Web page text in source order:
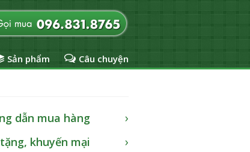
Sản phẩm Câu chuyện
dẫn mua hàng
khuyến mại